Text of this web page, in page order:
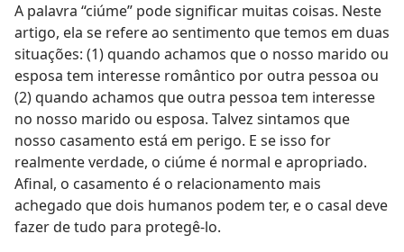
A palavra “ciúme” pode significar muitas coisas. Neste
artigo, ela se refere ao sentimento que temos em duas
situações: (1) quando achamos que o nosso marido ou
esposa tem interesse romântico por outra pessoa ou
(2) quando achamos que outra pessoa tem interesse
no nosso marido ou esposa. Talvez sintamos que
nosso casamento está em perigo. E se isso for
realmente verdade, o ciúme é normal e apropriado.
Afinal, o casamento é o relacionamento mais
achegado que dois humanos podem ter, e o casal deve
fazer de tudo para protegê-lo.